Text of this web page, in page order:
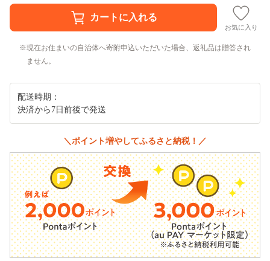
お気に入り
現在お住まいの自治体へ寄附申込いただいた場合、返礼品は贈答され
ません。
配送時期：
決済から7日前後で発送
＼ポイント増やしてふるさと納税！／